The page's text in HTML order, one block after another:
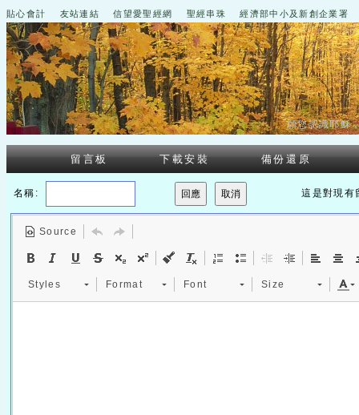
貼心會計 友站連結 信望愛聖經網 聖經串珠 經濟部中小及新創企業署
願您認識耶穌
留言板 下載安裝 備份還原
名稱: 這是對現有
Source
Styles Format Font Size